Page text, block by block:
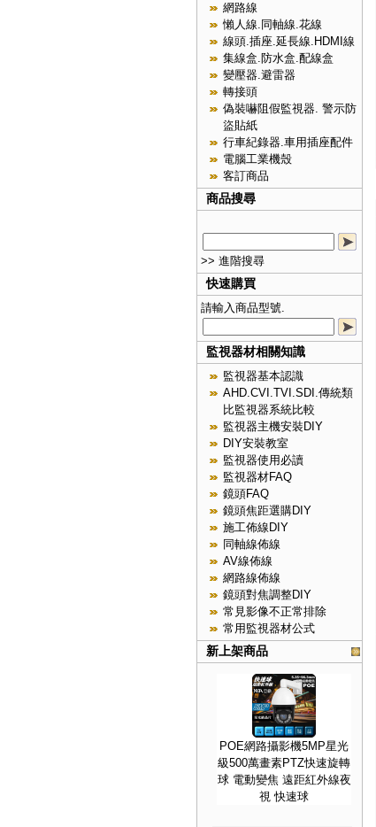
網路線
懶人線.同軸線.花線
線頭.插座.延長線.HDMI線
集線盒.防水盒.配線盒
變壓器.避雷器
轉接頭
偽裝嚇阻假監視器. 警示防
盜貼紙
行車紀錄器.車用插座配件
電腦工業機殼
客訂商品
商品搜尋
>> 進階搜尋
快速購買
請輸入商品型號.
監視器材相關知識
監視器基本認識
AHD.CVI.TVI.SDI.傳統類
比監視器系統比較
監視器主機安裝DIY
DIY安裝教室
監視器使用必讀
監視器材FAQ
鏡頭FAQ
鏡頭焦距選購DIY
施工佈線DIY
同軸線佈線
AV線佈線
網路線佈線
鏡頭對焦調整DIY
常見影像不正常排除
常用監視器材公式
新上架商品
POE網路攝影機5MP星光
級500萬畫素PTZ快速旋轉
球 電動變焦 遠距紅外線夜
視 快速球